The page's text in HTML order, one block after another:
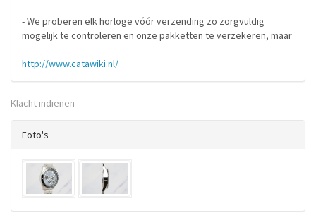
- We proberen elk horloge vóór verzending zo zorgvuldig
mogelijk te controleren en onze pakketten te verzekeren, maar
http://www.catawiki.nl/
Klacht indienen
Foto's